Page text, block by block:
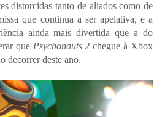
distorcidas tanto de aliados como de
que continua a ser apelativa, e a
ainda mais divertida que a do
que Psychonauts 2 chegue à Xbox
decorrer deste ano.